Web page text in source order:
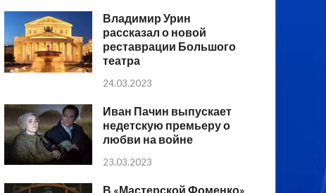
Владимир Урин
рассказал о новой
реставрации Большого
театра
24.03.2023
Иван Пачин выпускает
недетскую премьеру о
любви на войне
23.03.2023
В «Мастерской Фоменко»